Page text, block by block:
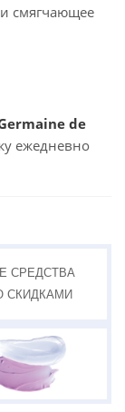
смягчающее
de
ежедневно
СРЕДСТВА
СКИДКАМИ